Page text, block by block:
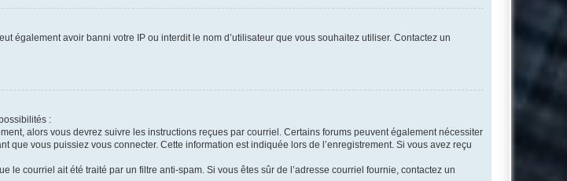
également avoir banni votre IP ou interdit le nom d’utilisateur que vous souhaitez utiliser. Contactez un
:
alors vous devrez suivre les instructions reçues par courriel. Certains forums peuvent également nécessiter
vous puissiez vous connecter. Cette information est indiquée lors de l’enregistrement. Si vous avez reçu
courriel ait été traité par un filtre anti-spam. Si vous êtes sûr de l’adresse courriel fournie, contactez un